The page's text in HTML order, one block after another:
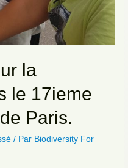
la
le 17ieme
Paris.
/ Par Biodiversity For